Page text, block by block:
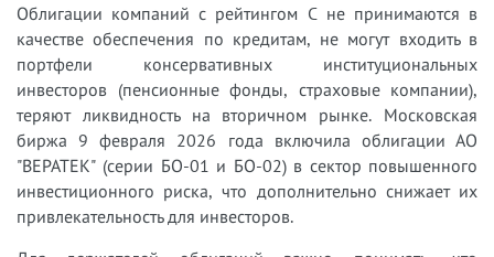
Облигации компаний с рейтингом C не принимаются в
качестве обеспечения по кредитам, не могут входить в
портфели консервативных институциональных
инвесторов (пенсионные фонды, страховые компании),
теряют ликвидность на вторичном рынке. Московская
биржа 9 февраля 2026 года включила облигации АО
"ВЕРАТЕК" (серии БО-01 и БО-02) в сектор повышенного
инвестиционного риска, что дополнительно снижает их
привлекательность для инвесторов.